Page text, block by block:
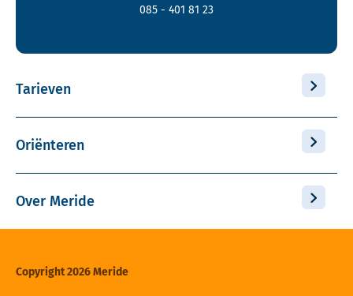
085 - 401 81 23
Tarieven
Oriënteren
Over Meride
Copyright 2026 Meride